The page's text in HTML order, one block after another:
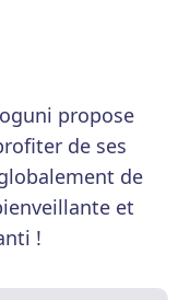
propose
de ses
de
et
!